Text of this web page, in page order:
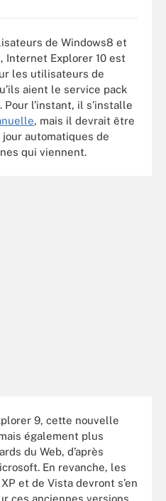
de Windows8 et
Internet Explorer 10 est
les utilisateurs de
aient le service pack
l’instant, il s’installe
, mais il devrait être
automatiques de
qui viennent.
9, cette nouvelle
également plus
du Web, d’après
En revanche, les
et de Vista devront s’en
ces anciennes versions